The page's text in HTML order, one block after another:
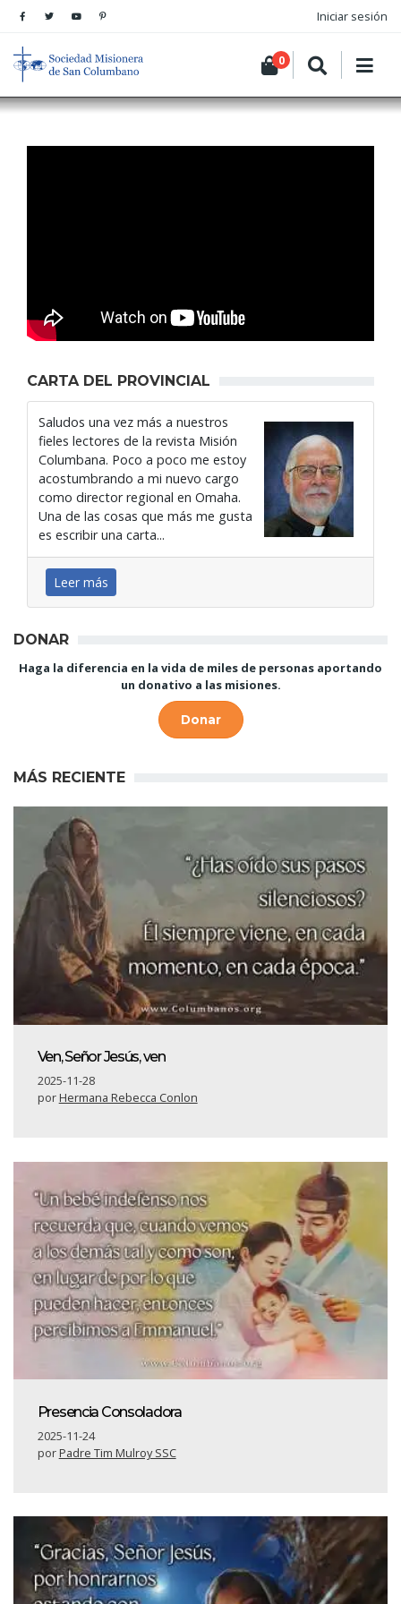
Iniciar sesión
0
CARTA DEL PROVINCIAL
Saludos una vez más a nuestros
fieles lectores de la revista Misión
Columbana. Poco a poco me estoy
acostumbrando a mi nuevo cargo
como director regional en Omaha.
Una de las cosas que más me gusta
es escribir una carta...
Leer más
DONAR
Haga la diferencia en la vida de miles de personas aportando
un donativo a las misiones.
Donar
MÁS RECIENTE
Ven, Señor Jesús, ven
2025-11-28
porHermana Rebecca Conlon
Presencia Consoladora
2025-11-24
porPadre Tim Mulroy SSC